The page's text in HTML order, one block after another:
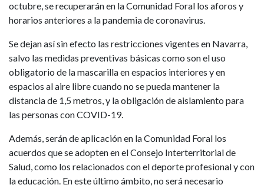
octubre, se recuperarán en la Comunidad Foral los aforos y
horarios anteriores a la pandemia de coronavirus.
Se dejan así sin efecto las restricciones vigentes en Navarra,
salvo las medidas preventivas básicas como son el uso
obligatorio de la mascarilla en espacios interiores y en
espacios al aire libre cuando no se pueda mantener la
distancia de 1,5 metros, y la obligación de aislamiento para
las personas con COVID-19.
Además, serán de aplicación en la Comunidad Foral los
acuerdos que se adopten en el Consejo Interterritorial de
Salud, como los relacionados con el deporte profesional y con
la educación. En este último ámbito, no será necesario